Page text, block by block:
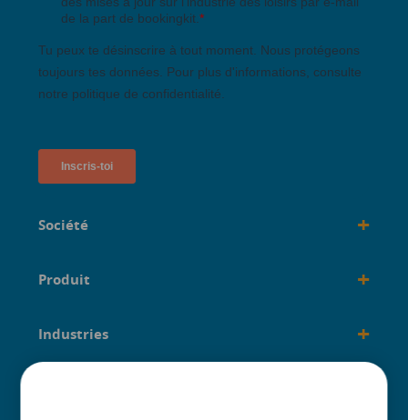
Société +
Produit +
Industries +